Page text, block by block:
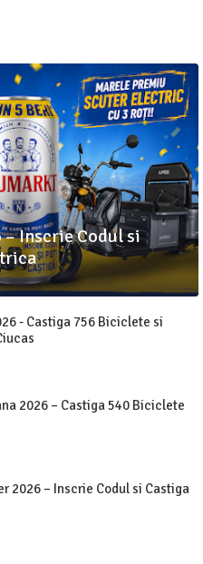
Inscrie Codul si
- Castiga 756 Biciclete si
2026 – Castiga 540 Biciclete
2026 – Inscrie Codul si Castiga